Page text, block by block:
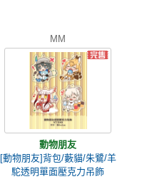
MM
動物朋友
[動物朋友]背包/藪貓/朱鷺/羊
駝透明單面壓克力吊飾